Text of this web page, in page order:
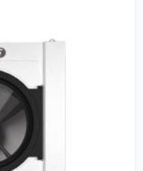
газ, пар, электричество